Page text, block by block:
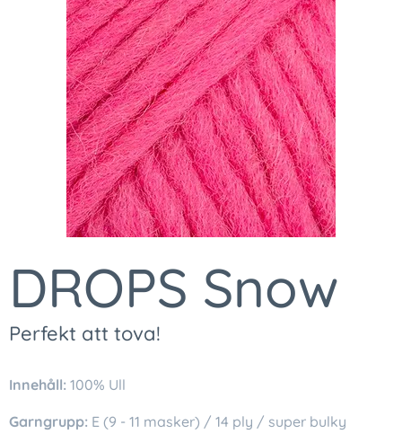
DROPS Snow
Perfekt att tova!
Innehåll: 100% Ull
Garngrupp: E (9 - 11 masker) / 14 ply / super bulky